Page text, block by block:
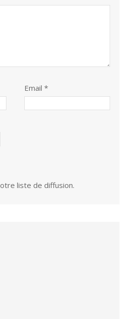
Email *
liste de diffusion.